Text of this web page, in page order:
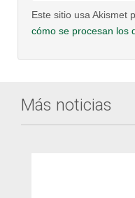
Este sitio usa Akismet
cómo se procesan los
Más noticias